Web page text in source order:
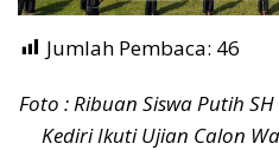
Jumlah Pembaca: 46
Foto : Ribuan Siswa Putih
Kediri Ikuti Ujian Calon